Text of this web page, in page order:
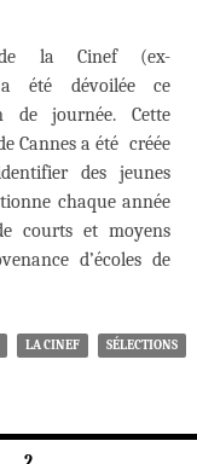
la Cinef (ex-
a été dévoilée ce
de journée. Cette
Cannes a été créée
des jeunes
chaque année
courts et moyens
d’écoles de
LA CINEF SÉLECTIONS